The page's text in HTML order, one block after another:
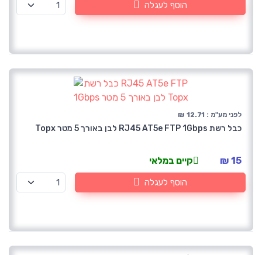
הוסף לעגלה
לפני מע"מ : 12.71 ₪
כבל רשת RJ45 AT5e FTP 1Gbps לבן באורך 5 מטר Topx
15 ₪ קיים במלאי
הוסף לעגלה